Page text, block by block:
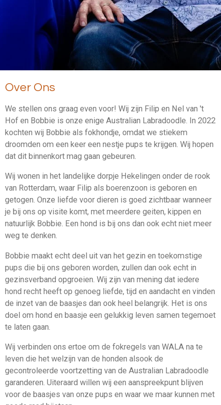
Over Ons
We stellen ons graag even voor! Wij zijn Filip en Nel van 't
Hof en Bobbie is onze enige Australian Labradoodle. In 2022
kochten wij Bobbie als fokhondje, omdat we stiekem
droomden om een keer een nestje pups te krijgen. Wij hopen
dat dit binnenkort mag gaan gebeuren.
Wij wonen in het landelijke dorpje Hekelingen onder de rook
van Rotterdam, waar Filip als boerenzoon is geboren en
getogen. Onze liefde voor dieren is goed zichtbaar wanneer
je bij ons op visite komt, met meerdere geiten, kippen en
natuurlijk Bobbie. Een hond is bij ons dan ook echt niet meer
weg te denken.
Bobbie maakt echt deel uit van het gezin en toekomstige
pups die bij ons geboren worden, zullen dan ook echt in
gezinsverband opgroeien. Wij zijn van mening dat iedere
hond recht heeft op genoeg liefde, tijd en aandacht en vinden
de inzet van de baasjes dan ook heel belangrijk. Het is ons
doel om hond en baasje een gelukkig leven samen tegemoet
te laten gaan.
Wij verbinden ons ertoe om de fokregels van WALA na te
leven die het welzijn van de honden alsook de
gecontroleerde voortzetting van de Australian Labradoodle
garanderen. Uiteraard willen wij een aanspreekpunt blijven
voor de baasjes van onze pups en waar we maar kunnen met